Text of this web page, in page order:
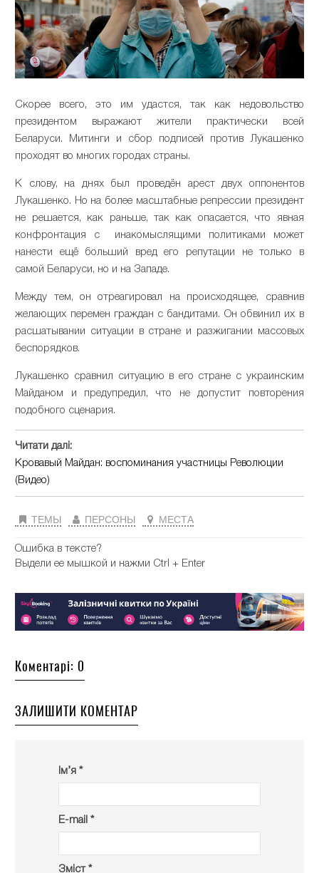
Скорее всего, это им удастся, так как недовольство
президентом выражают жители практически всей
Беларуси. Митинги и сбор подписей против Лукашенко
проходят во многих городах страны.
К слову, на днях был проведён арест двух оппонентов
Лукашенко. Но на более масштабные репрессии президент
не решается, как раньше, так как опасается, что явная
конфронтация с инакомыслящими политиками может
нанести ещё больший вред его репутации не только в
самой Беларуси, но и на Западе.
Между тем, он отреагировал на происходящее, сравнив
желающих перемен граждан с бандитами. Он обвинил их в
расшатывании ситуации в стране и разжигании массовых
беспорядков.
Лукашенко сравнил ситуацию в его стране с украинским
Майданом и предупредил, что не допустит повторения
подобного сценария.
Читати далі:
Кровавый Майдан: воспоминания участницы Революции
(Видео)
ТЕМЫ ПЕРСОНЫ МЕСТА
Ошибка в тексте?
Выдели ее мышкой и нажми Ctrl + Enter
Коментарі: 0
ЗАЛИШИТИ КОМЕНТАР
Ім’я *
E-mail *
Зміст *